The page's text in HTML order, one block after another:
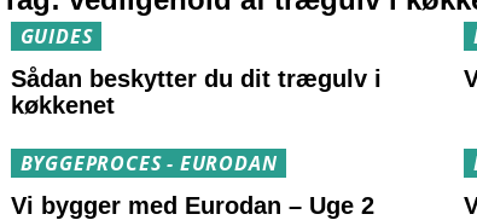
GUIDES
Sådan beskytter du dit trægulv i
køkkenet
BYGGEPROCES - EURODAN
Vi bygger med Eurodan – Uge 2